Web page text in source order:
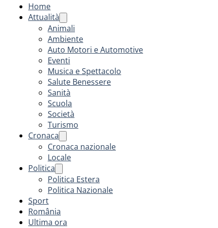
Home
Attualità
Animali
Ambiente
Auto Motori e Automotive
Eventi
Musica e Spettacolo
Salute Benessere
Sanità
Scuola
Società
Turismo
Cronaca
Cronaca nazionale
Locale
Politica
Politica Estera
Politica Nazionale
Sport
România
Ultima ora